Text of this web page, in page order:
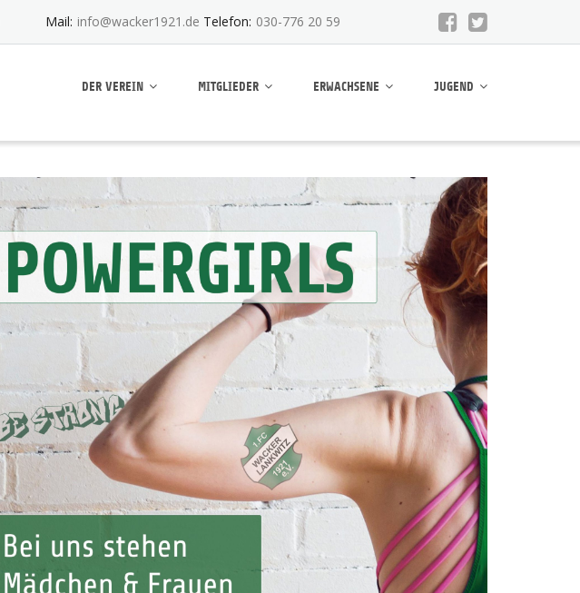
Mail: info@wacker1921.de Telefon: 030-776 20 59
DER VEREIN MITGLIEDER ERWACHSENE JUGEND